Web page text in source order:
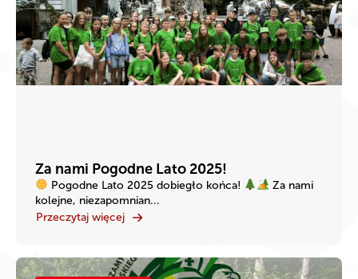
Za nami Pogodne Lato 2025!
Pogodne Lato 2025 dobiegło końca!
Za nami
kolejne, niezapomnian...
Przeczytaj więcej